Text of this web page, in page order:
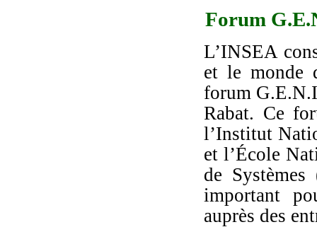
Forum
L’INSEA
et le monde
forum
Rabat. Ce
l’Institut
et l’École
de
important
auprès des